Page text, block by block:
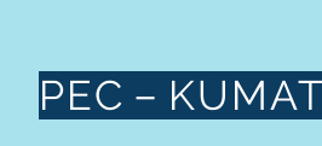
PEC－